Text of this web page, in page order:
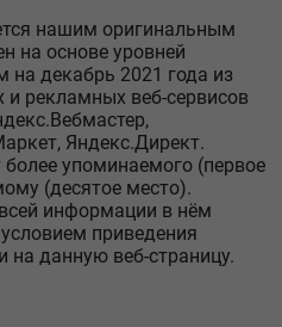
нашим оригинальным
на основе уровней
декабрь 2021 года из
и рекламных веб-сервисов
Яндекс.Директ.
упоминаемого (первое
(десятое место).
информации в нём
приведения
на данную веб-страницу.